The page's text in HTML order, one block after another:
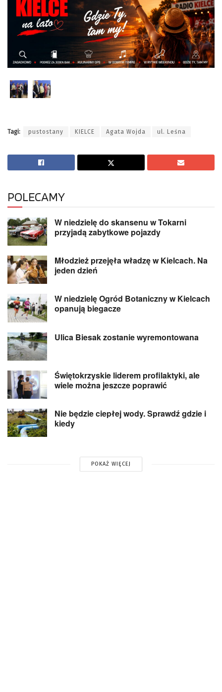
Tagi: pustostany KIELCE Agata Wojda ul. Leśna
POLECAMY
W niedzielę do skansenu w Tokarni
przyjadą zabytkowe pojazdy
Młodzież przejęła władzę w Kielcach. Na
jeden dzień
W niedzielę Ogród Botaniczny w Kielcach
opanują biegacze
Ulica Biesak zostanie wyremontowana
Świętokrzyskie liderem profilaktyki, ale
wiele można jeszcze poprawić
Nie będzie ciepłej wody. Sprawdź gdzie i
kiedy
POKAŻ WIĘCEJ